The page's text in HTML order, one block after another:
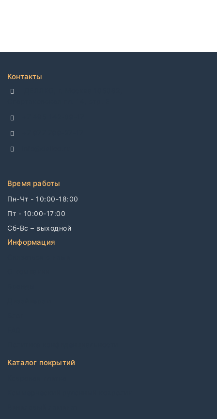
Контакты
Время работы
Пн-Чт - 10:00-18:00
Пт - 10:00-17:00
Сб-Вс – выходной
Информация
Каталог покрытий